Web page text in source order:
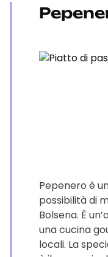
Pepenero è
possibilità di
Bolsena. È
una cucina
locali. La